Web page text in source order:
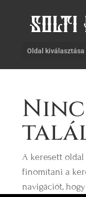
Oldal kiválasztása
A keresett oldal
finomítani a
navigációt,